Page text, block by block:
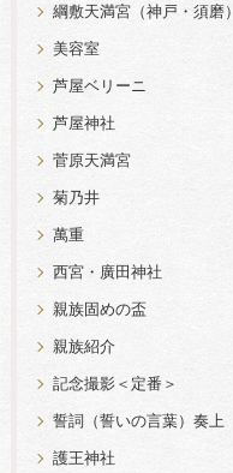
綱敷天満宮（神戸・須磨）
美容室
芦屋ベリーニ
芦屋神社
菅原天満宮
菊乃井
萬重
西宮・廣田神社
親族固めの盃
親族紹介
記念撮影＜定番＞
誓詞（誓いの言葉）奏上
護王神社